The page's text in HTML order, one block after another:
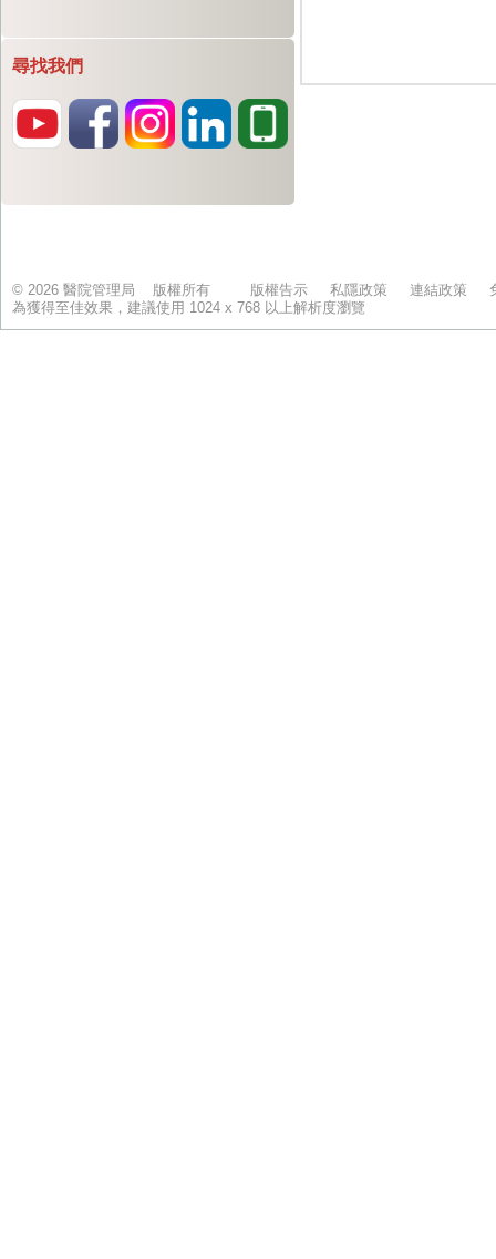
尋找我們
© 2026 醫院管理局 版權所有 版權告示 私隱政策 連結政策
為獲得至佳效果，建議使用 1024 x 768 以上解析度瀏覽